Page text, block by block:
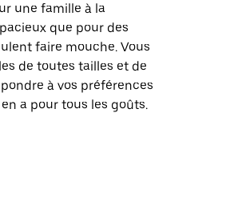
une famille à la
que pour des
faire mouche. Vous
de toutes tailles et de
à vos préférences
a pour tous les goûts.